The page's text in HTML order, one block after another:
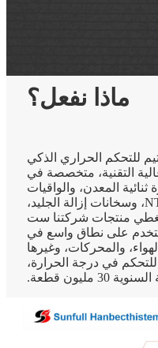
ماذا نفعل؟
للتحكم الحراري الذكي
التقنية، متخصصة في
المعدن، والواقيات
الحرارية، ومستشعرات NTC، وسخانات إزالة الجليد،
تغطي منتجات شركتنا ست
30 نوعًا، وتُستخدم على نطاق واسع في
والمحركات، وغيرها
للتحكم في درجة الحرارة،
مليون قطعة.